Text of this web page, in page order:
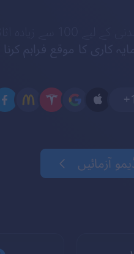
کاری کا موقع فراہم کرنا
آزمائیں